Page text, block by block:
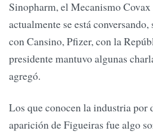
Sinopharm, el Mecanismo
actualmente se está
con Cansino, Pfizer, con la
presidente mantuvo algunas
agregó.
Los que conocen la industria por
aparición de Figueiras fue algo